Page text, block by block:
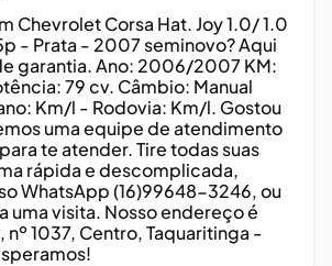
Chevrolet Corsa Hat. Joy 1.0/ 1.0
- Prata - 2007 seminovo? Aqui
garantia. Ano: 2006/2007 KM:
79 cv. Câmbio: Manual
Km/l - Rodovia: Km/l. Gostou
uma equipe de atendimento
te atender. Tire todas suas
rápida e descomplicada,
WhatsApp (16)99648-3246, ou
uma visita. Nosso endereço é
nº 1037, Centro, Taquaritinga -